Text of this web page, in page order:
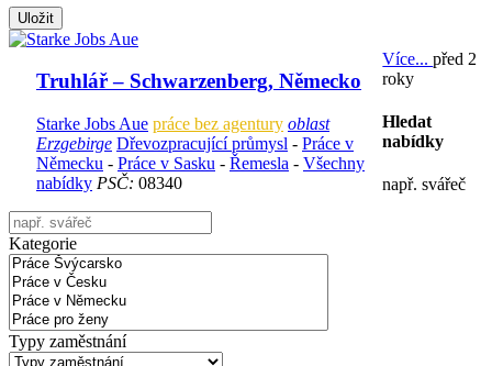
Uložit
Truhlář – Schwarzenberg, Německo
Starke Jobs Aue práce bez agentury oblast
Erzgebirge Dřevozpracující průmysl - Práce v
Německu - Práce v Sasku - Řemesla - Všechny
nabídky PSČ: 08340
Více...před 2
roky
Hledat
nabídky
např. svářeč
Kategorie
Typy zaměstnání